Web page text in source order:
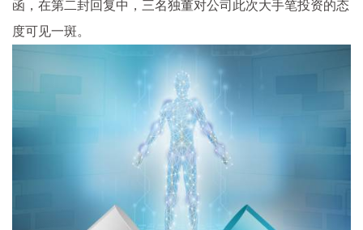
函，在第二封回复中，三名独董对公司此次大手笔投资的态
度可见一斑。